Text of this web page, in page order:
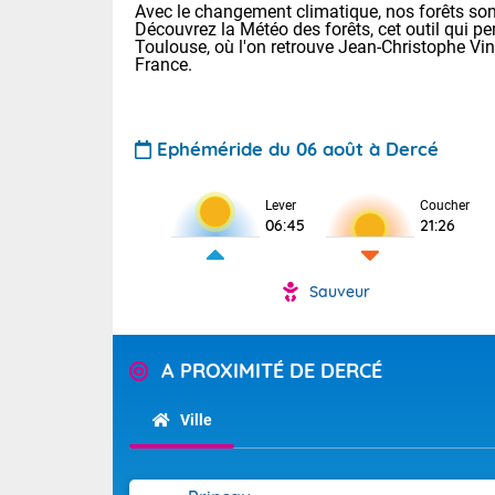
Tendance
Avec le changement climatique, nos forêts
Découvrez la Météo des forêts, cet outil qui
Toulouse, où l'on retrouve Jean-Christophe
France.
Ephéméride du 06 août à Dercé
Lever
06:45
Coucher
21:26
Sauveur
A PROXIMITÉ DE DERCÉ
Ville
Voici les
: 18/23 Paris
Clermont-
Lille : 19/24
Cet après-
Sur le Sud-